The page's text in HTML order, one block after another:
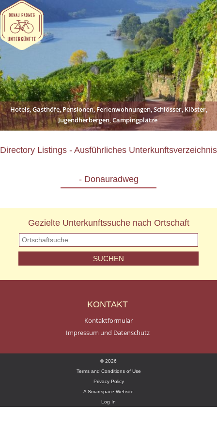
Hotels, Gasthöfe, Pensionen, Ferienwohnungen, Schlösser, Klöster,
Jugendherbergen, Campingplätze
Directory Listings - Ausführliches Unterkunftsverzeichnis
- Donauradweg
Gezielte Unterkunftssuche nach Ortschaft
KONTAKT
Kontaktformular
Impressum und Datenschutz
© 2026
Terms and Conditions of Use
Privacy Policy
A Smartspace Website
Log In